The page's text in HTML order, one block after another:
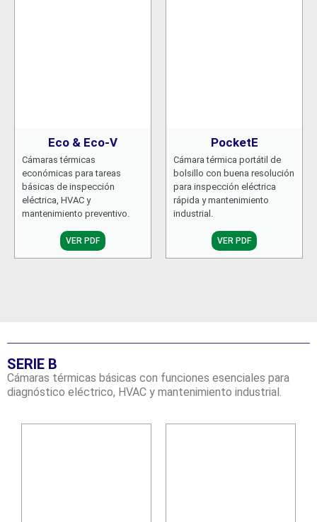
Eco & Eco-V
Cámaras térmicas
económicas para tareas
básicas de inspección
eléctrica, HVAC y
mantenimiento preventivo.
VER PDF
PocketE
Cámara térmica portátil de
bolsillo con buena resolución
para inspección eléctrica
rápida y mantenimiento
industrial.
VER PDF
SERIE B
Cámaras térmicas básicas con funciones esenciales para
diagnóstico eléctrico, HVAC y mantenimiento industrial.